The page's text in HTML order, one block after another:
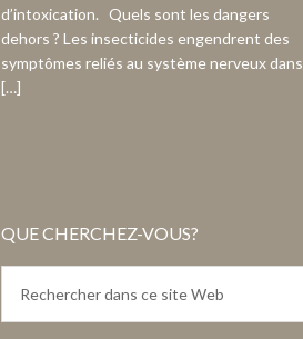
d’intoxication. Quels sont les dangers
dehors ? Les insecticides engendrent des
symptômes reliés au système nerveux dans
[…]
QUE CHERCHEZ-VOUS?